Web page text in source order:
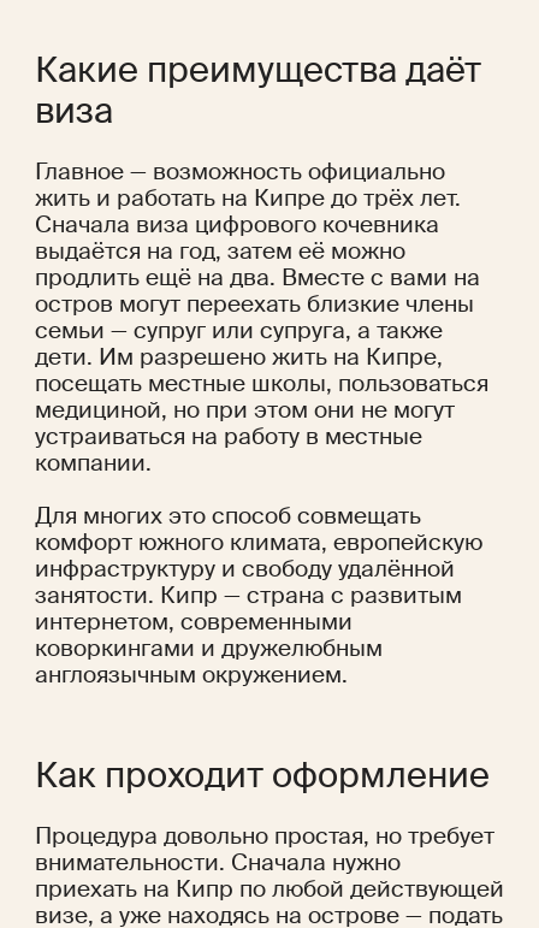
Какие преимущества даёт
виза
Главное — возможность официально
жить и работать на Кипре до трёх лет.
Сначала виза цифрового кочевника
выдаётся на год, затем её можно
продлить ещё на два. Вместе с вами на
остров могут переехать близкие члены
семьи — супруг или супруга, а также
дети. Им разрешено жить на Кипре,
посещать местные школы, пользоваться
медициной, но при этом они не могут
устраиваться на работу в местные
компании.
Для многих это способ совмещать
комфорт южного климата, европейскую
инфраструктуру и свободу удалённой
занятости. Кипр — страна с развитым
интернетом, современными
коворкингами и дружелюбным
англоязычным окружением.
Как проходит оформление
Процедура довольно простая, но требует
внимательности. Сначала нужно
приехать на Кипр по любой действующей
визе, а уже находясь на острове — подать